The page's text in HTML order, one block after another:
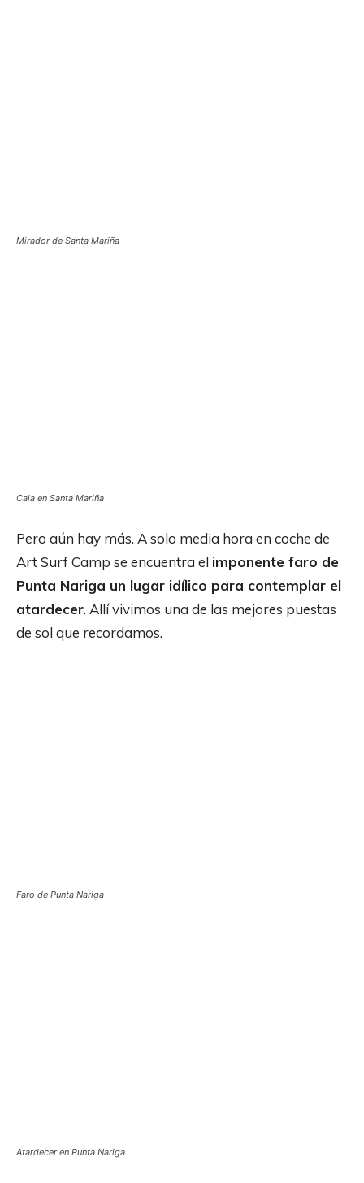
Mirador de Santa Mariña
Cala en Santa Mariña
Pero aún hay más. A solo media hora en coche de
Art Surf Camp se encuentra el imponente faro de
Punta Nariga un lugar idílico para contemplar el
atardecer. Allí vivimos una de las mejores puestas
de sol que recordamos.
Faro de Punta Nariga
Atardecer en Punta Nariga